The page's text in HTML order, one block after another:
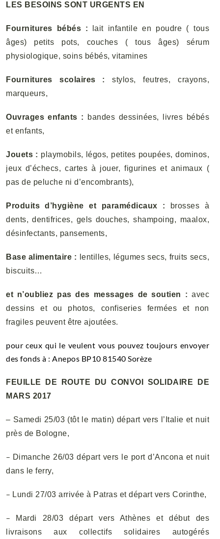
LES BESOINS SONT URGENTS EN
Fournitures bébés :
lait infantile en poudre ( tous
âges) petits pots, couches ( tous âges) sérum
physiologique, soins bébés, vitamines
Fournitures scolaires :stylos, feutres, crayons,
marqueurs,
Ouvrages enfants :
bandes dessinées, livres bébés
et enfants,
Jouets : playmobils, légos, petites poupées, dominos,
jeux d’échecs, cartes à jouer, figurines et animaux (
pas de peluche ni d’encombrants),
Produits d’hygiène et paramédicaux : brosses à
dents, dentifrices, gels douches, shampoing, maalox,
désinfectants, pansements,
Base alimentaire :
lentilles, légumes secs, fruits secs,
biscuits…
et n’oubliez pas des messages de soutien : avec
dessins et ou photos, confiseries fermées et non
fragiles peuvent être ajoutées.
pour ceux qui le veulent vous pouvez toujours envoyer
des fonds à : Anepos BP10 81540 Sorèze
FEUILLE DE ROUTE DU CONVOI SOLIDAIRE DE
MARS 2017
– Samedi 25/03 (tôt le matin) départ vers l’Italie et nuit
près de Bologne,
– Dimanche 26/03 départ vers le port d’Ancona et nuit
dans le ferry,
– Lundi 27/03 arrivée à Patras et départ vers Corinthe,
–
Mardi 28/03 départ vers Athènes et début des
livraisons aux collectifs solidaires autogérés